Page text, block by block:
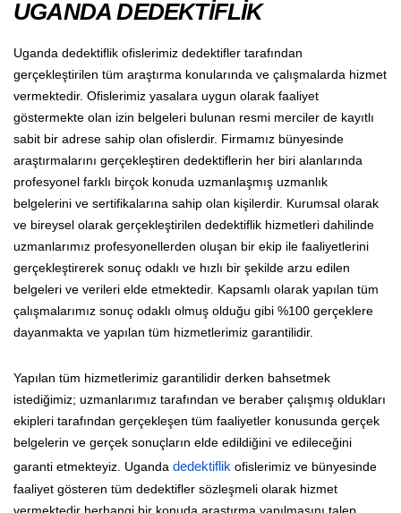
UGANDA DEDEKTİFLİK
Uganda dedektiflik ofislerimiz dedektifler tarafından
gerçekleştirilen tüm araştırma konularında ve çalışmalarda hizmet
vermektedir. Ofislerimiz yasalara uygun olarak faaliyet
göstermekte olan izin belgeleri bulunan resmi merciler de kayıtlı
sabit bir adrese sahip olan ofislerdir. Firmamız bünyesinde
araştırmalarını gerçekleştiren dedektiflerin her biri alanlarında
profesyonel farklı birçok konuda uzmanlaşmış uzmanlık
belgelerini ve sertifikalarına sahip olan kişilerdir. Kurumsal olarak
ve bireysel olarak gerçekleştirilen dedektiflik hizmetleri dahilinde
uzmanlarımız profesyonellerden oluşan bir ekip ile faaliyetlerini
gerçekleştirerek sonuç odaklı ve hızlı bir şekilde arzu edilen
belgeleri ve verileri elde etmektedir. Kapsamlı olarak yapılan tüm
çalışmalarımız sonuç odaklı olmuş olduğu gibi %100 gerçeklere
dayanmakta ve yapılan tüm hizmetlerimiz garantilidir.
Yapılan tüm hizmetlerimiz garantilidir derken bahsetmek
istediğimiz; uzmanlarımız tarafından ve beraber çalışmış oldukları
ekipleri tarafından gerçekleşen tüm faaliyetler konusunda gerçek
belgelerin ve gerçek sonuçların elde edildiğini ve edileceğini
garanti etmekteyiz. Uganda dedektiflik ofislerimiz ve bünyesinde
faaliyet gösteren tüm dedektifler sözleşmeli olarak hizmet
vermektedir herhangi bir konuda araştırma yapılmasını talep